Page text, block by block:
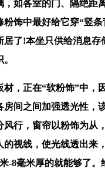
，如各室的门、隔绝距
粉饰中最好给它穿“竖
居了!本坐只供给消息存
，正在“软粉饰”中，
房间之间加强透光性，
风行，窗帘以粉饰为从
的视线，使光线透出来
-8毫米厚的就能够了。